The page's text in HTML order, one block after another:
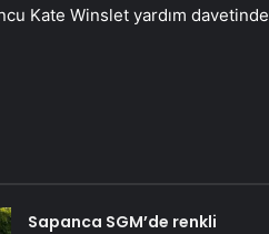
Kate Winslet yardım davetinde
Sapanca SGM’de renkli